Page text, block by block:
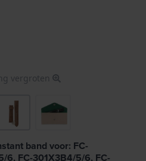
vergroten
band voor: FC-
FC-301X3B4/5/6, FC-